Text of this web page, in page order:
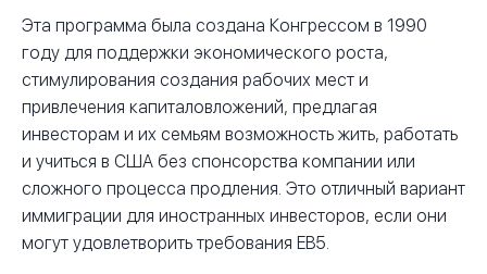
Эта программа была создана Конгрессом в 1990
году для поддержки экономического роста,
стимулирования создания рабочих мест и
привлечения капиталовложений, предлагая
инвесторам и их семьям возможность жить, работать
и учиться в США без спонсорства компании или
сложного процесса продления. Это отличный вариант
иммиграции для иностранных инвесторов, если они
могут удовлетворить требования EB5.